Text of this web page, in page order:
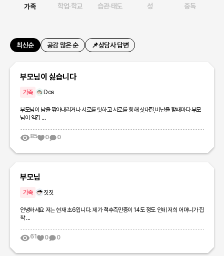
가족 학업·학교 습관·태도 성 중독
최신순 공감 많은 순 📌상담사 답변
부모님이 싫습니다
가족 Dos
부모님이 남을 깎아내리거나 서로를 탓하고 서로를 향해 삿대질,비난을 할때마다 부모
님이 역겹 ...
85 0 0
부모님
가족 짓짓
안녕하세요 저는 현재 초6입니다. 제가 척추측만증이 14도 정도 인데 저희 어머니가 집
착 ...
61 0 0